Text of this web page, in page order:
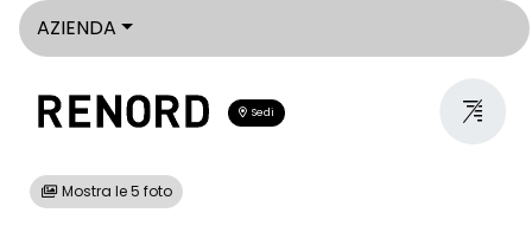
AZIENDA
Sedi
Mostra le 5 foto